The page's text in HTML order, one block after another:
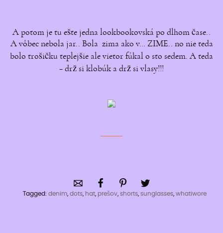
A potom je tu ešte jedna lookbookovská po dlhom čase..
A vôbec nebola jar.. Bola zima ako v… ZIME.. no nie teda
bolo trošičku teplejšie ale vietor fúkal o sto sedem. A teda
– drž si klobúk a drž si vlasy!!!
Tagged:denim ,dots hat prešov ,shorts ,sunglasses ,whatiwore